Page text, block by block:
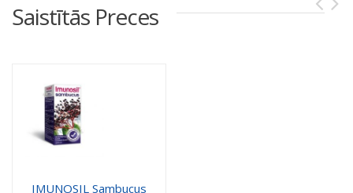
Saistītās Preces
IMUNOSIL Sambucus